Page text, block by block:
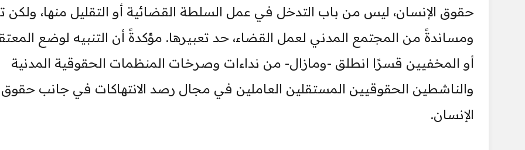
حقوق الإنسان، ليس من باب التدخل في عمل السلطة القضائية أو التقليل منها، ولكن
ومساندةً من المجتمع المدني لعمل القضاء، حد تعبيرها. مؤكدةً أن التنبيه لوضع
أو المخفيين قسرًا انطلق -ومازال- من نداءات وصرخات المنظمات الحقوقية المدنية
والناشطين الحقوقيين المستقلين العاملين في مجال رصد الانتهاكات في جانب حقوق
الإنسان.